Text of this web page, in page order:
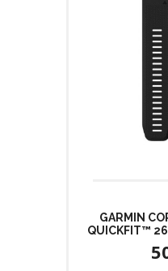
GARMIN
QUICKFIT™